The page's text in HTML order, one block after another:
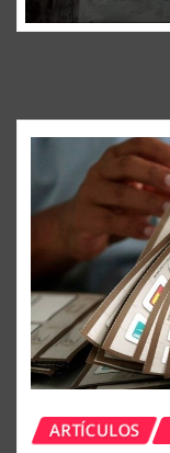
ARTÍCULOS